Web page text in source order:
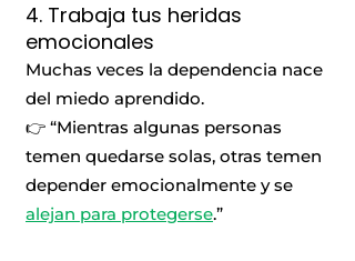
4. Trabaja tus heridas
emocionales
Muchas veces la dependencia nace
del miedo aprendido.
👉 “Mientras algunas personas
temen quedarse solas, otras temen
depender emocionalmente y se
alejan para protegerse.”